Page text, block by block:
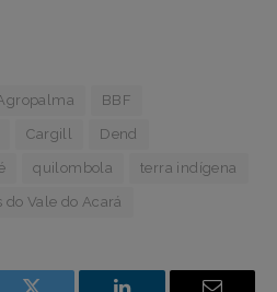
BBF
Cargill Dend
quilombola terra indígena
Vale do Acará